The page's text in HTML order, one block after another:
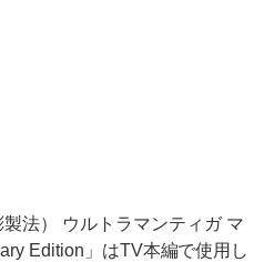
法） ウルトラマンティガ マ
Edition」はTV本編で使用し